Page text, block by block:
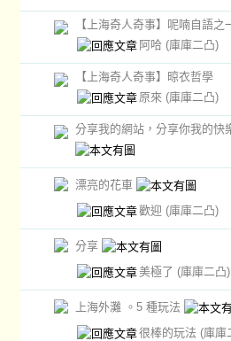
【上海奇人奇事】呢喃自語之
阿哈 (庫庫二凸)
【上海奇人奇事】晾衣哲學
原來 (庫庫二凸)
分享我的網站，分享你我的快
漂亮的花車
歡迎 (庫庫二凸)
分享
美極了 (庫庫二凸)
上海外灘 。5 種玩法
很棒的玩法 (庫庫